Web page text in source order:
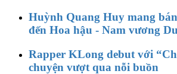
Huỳnh Quang Huy mang
đến Hoa hậu - Nam vương
Rapper KLong debut với
chuyện vượt qua nỗi buồn